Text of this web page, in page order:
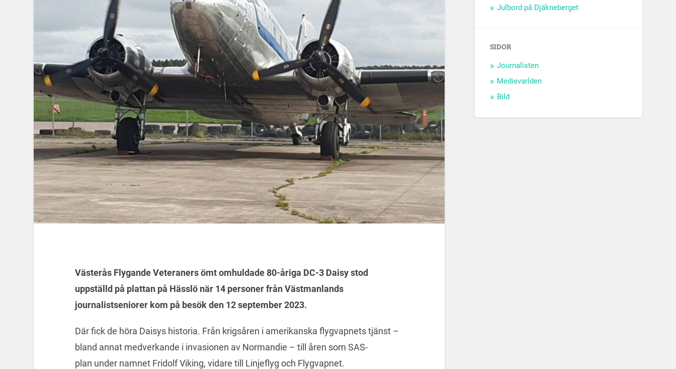
Västerås Flygande Veteraners ömt omhuldade 80-åriga DC-3 Daisy stod
uppställd på plattan på Hässlö när 14 personer från Västmanlands
journalistseniorer kom på besök den 12 september 2023.
Där fick de höra Daisys historia. Från krigsåren i amerikanska flygvapnets tjänst –
bland annat medverkande i invasionen av Normandie – till åren som SAS-
plan under namnet Fridolf Viking, vidare till Linjeflyg och Flygvapnet.
Julbord på Djäkneberget
SIDOR
Journalisten
Medievarlden
Bild